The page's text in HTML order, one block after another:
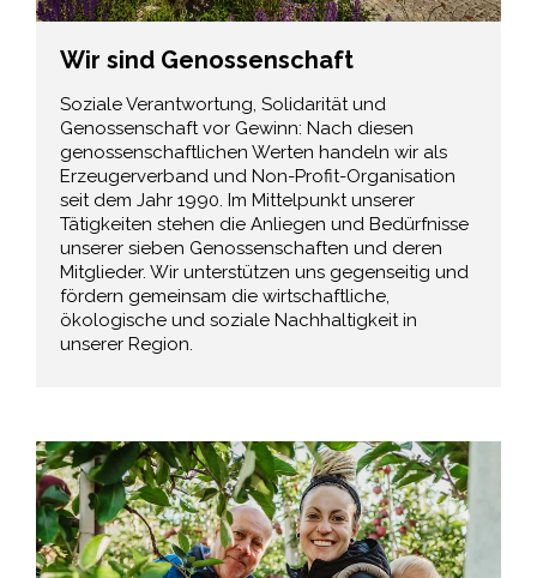
Wir sind Genossenschaft
Soziale Verantwortung, Solidarität und
Genossenschaft vor Gewinn: Nach diesen
genossenschaftlichen Werten handeln wir als
Erzeugerverband und Non-Profit-Organisation
seit dem Jahr 1990. Im Mittelpunkt unserer
Tätigkeiten stehen die Anliegen und Bedürfnisse
unserer sieben Genossenschaften und deren
Mitglieder. Wir unterstützen uns gegenseitig und
fördern gemeinsam die wirtschaftliche,
ökologische und soziale Nachhaltigkeit in
unserer Region.